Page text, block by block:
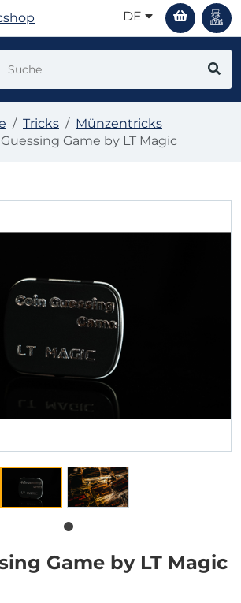
DE
Tricks
Münzentricks
Game by LT Magic
Game by LT Magic